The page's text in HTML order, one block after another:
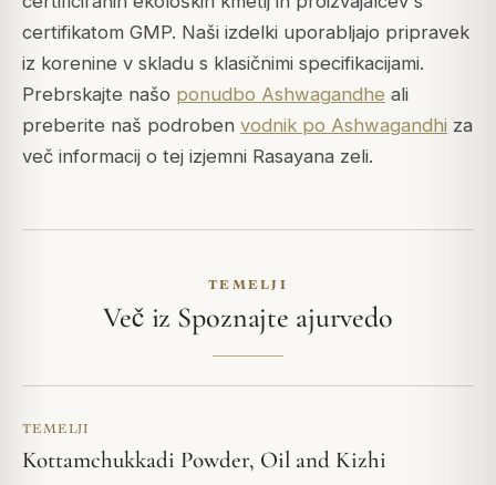
certifikatom GMP. Naši izdelki uporabljajo pripravek
iz korenine v skladu s klasičnimi specifikacijami.
Prebrskajte našo ponudbo Ashwagandhe ali
preberite naš podroben vodnik po Ashwagandhi za
več informacij o tej izjemni Rasayana zeli.
TEMELJI
Več iz Spoznajte ajurvedo
TEMELJI
Kottamchukkadi Powder, Oil and Kizhi